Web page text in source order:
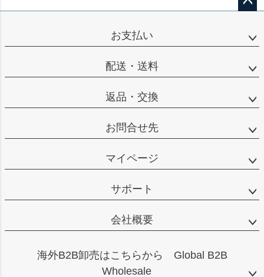
ップ
お支払い
配送・送料
返品・交換
お問合せ先
マイページ
サポート
会社概要
海外B2B卸売はこちらから Global B2B
Wholesale